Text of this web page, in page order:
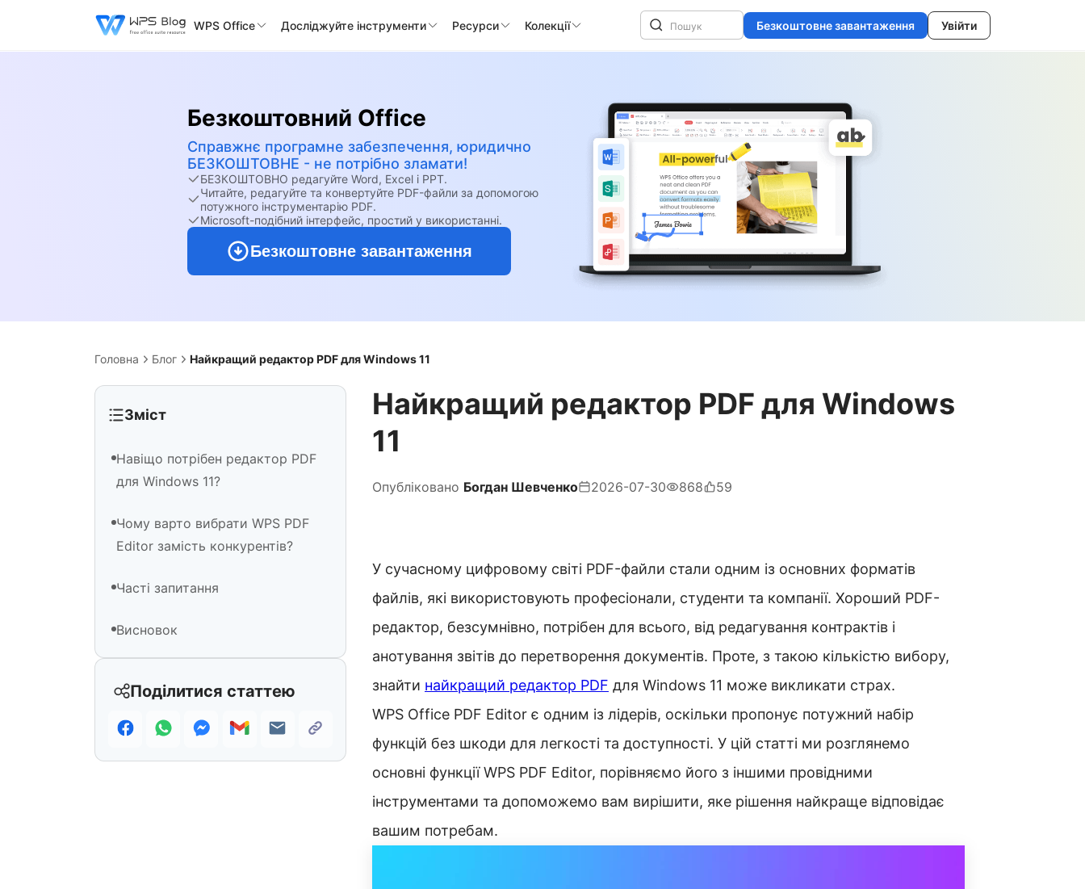
WPS Office Досліджуйте інструменти Ресурси Колекції Безкоштовне завантаження Увійти
Безкоштовний Office
Справжнє програмне забезпечення, юридично
БЕЗКОШТОВНЕ - не потрібно зламати!
БЕЗКОШТОВНО редагуйте Word, Excel і PPT.
Читайте, редагуйте та конвертуйте PDF-файли за допомогою
потужного інструментарію PDF.
Microsoft-подібний інтерфейс, простий у використанні.
Безкоштовне завантаження
Головна Блог Найкращий редактор PDF для Windows 11
Зміст
Навіщо потрібен редактор PDF
для Windows 11?
Чому варто вибрати WPS PDF
Editor замість конкурентів?
Часті запитання
Висновок
Поділитися статтею
Найкращий редактор PDF для Windows
11
Опубліковано Богдан Шевченко 2026-07-30 868 59
У сучасному цифровому світі PDF-файли стали одним із основних форматів
файлів, які використовують професіонали, студенти та компанії. Хороший PDF-
редактор, безсумнівно, потрібен для всього, від редагування контрактів і
анотування звітів до перетворення документів. Проте, з такою кількістю вибору,
знайти найкращий редактор PDF для Windows 11 може викликати страх.
WPS Office PDF Editor є одним із лідерів, оскільки пропонує потужний набір
функцій без шкоди для легкості та доступності. У цій статті ми розглянемо
основні функції WPS PDF Editor, порівняємо його з іншими провідними
інструментами та допоможемо вам вирішити, яке рішення найкраще відповідає
вашим потребам.